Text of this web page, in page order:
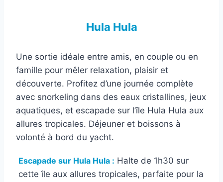
Hula Hula
Une sortie idéale entre amis, en couple ou en
famille pour mêler relaxation, plaisir et
découverte. Profitez d’une journée complète
avec snorkeling dans des eaux cristallines, jeux
aquatiques, et escapade sur l’île Hula Hula aux
allures tropicales. Déjeuner et boissons à
volonté à bord du yacht.
Escapade sur Hula Hula : Halte de 1h30 sur
cette île aux allures tropicales, parfaite pour la